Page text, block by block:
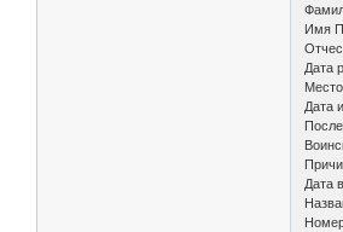
Имя
Дата
Дата
Дата